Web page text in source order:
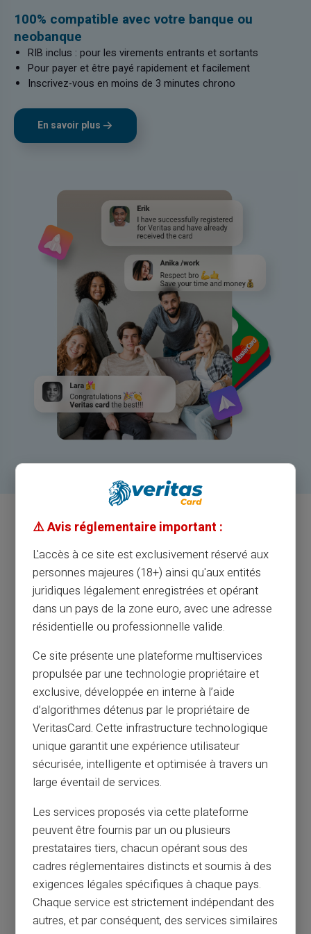
100% compatible avec votre banque ou
neobanque
RIB inclus : pour les virements entrants et sortants
Pour payer et être payé rapidement et facilement
Inscrivez-vous en moins de 3 minutes chrono
En savoir plus
VERITAS CARTE CLUB
REJOIGNEZ-NOUS POUR DÉCOUVRIR DES
PERSPECTIVES INCROYABLES
Ouvrir Mon Compte
⚠️ Avis réglementaire important :
L'accès à ce site est exclusivement réservé aux
personnes majeures (18+) ainsi qu'aux entités
juridiques légalement enregistrées et opérant
dans un pays de la zone euro, avec une adresse
résidentielle ou professionnelle valide.
Ce site présente une plateforme multiservices
propulsée par une technologie propriétaire et
exclusive, développée en interne à l’aide
d’algorithmes détenus par le propriétaire de
VeritasCard. Cette infrastructure technologique
unique garantit une expérience utilisateur
sécurisée, intelligente et optimisée à travers un
large éventail de services.
Les services proposés via cette plateforme
peuvent être fournis par un ou plusieurs
prestataires tiers, chacun opérant sous des
cadres réglementaires distincts et soumis à des
exigences légales spécifiques à chaque pays.
Chaque service est strictement indépendant des
autres, et par conséquent, des services similaires